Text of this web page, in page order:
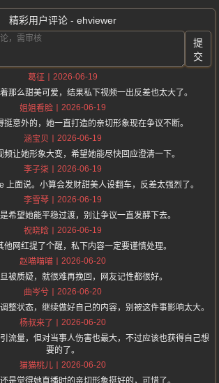
精彩用户评论 - ehviewer
提
交
葛征
2026-06-19
那么甜美可爱，结果私下视频一出反差也太大了。
姐姐看脸
2026-06-19
意外的，她一直打造的亲切形象现在争议不断。
涵宝贝
2026-06-19
频让她形象大变，希望她能尽快回应澄清一下。
李子柒
2026-06-19
上面说。小算会发财甜美人设翻车，反差太强烈了。
李雪琴
2026-06-19
希望她能平稳过渡，别让争议一直发酵下去。
祝晓晗
2026-06-19
他网红提了个醒，私下内容一定要谨慎处理。
赵喵喵喵
2026-06-20
被质疑，就很难再挽回，网友记性都很好。
曲岑兮
2026-06-20
整状态，继续做好自己的内容，别被这件事影响太大。
杨叔来了
2026-06-20
流量，但对当事人伤害也最大，不过应该也获得自己想
要的了。
猫猫桃儿
2026-06-20
是觉得她直播时的亲切形象挺好的，可惜了。